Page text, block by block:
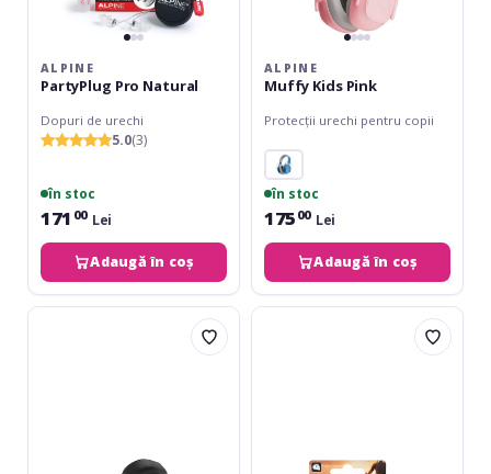
ALPINE
PartyPlug Pro Natural
Dopuri de urechi
5.0(3)
în stoc
171 00 Lei
Adaugă în coș
ALPINE
Muffy Kids Pink
Protecții urechi pentru copii
în stoc
175 00 Lei
Adaugă în coș
Daddario
Alpine